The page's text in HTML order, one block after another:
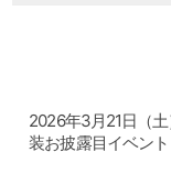
2026年3月21日（
装お披露目イベン